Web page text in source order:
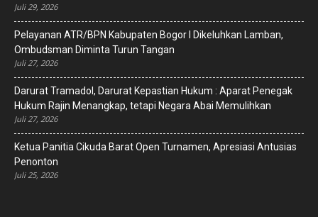
Juli 29, 2026
Pelayanan ATR/BPN Kabupaten Bogor I Dikeluhkan Lamban,
Ombudsman Diminta Turun Tangan
Juli 27, 2026
Darurat Tramadol, Darurat Kepastian Hukum : Aparat Penegak
Hukum Rajin Menangkap, tetapi Negara Abai Memulihkan
Juli 27, 2026
Ketua Panitia Cikuda Barat Open Turnamen, Apresiasi Antusias
Penonton
Juli 25, 2026